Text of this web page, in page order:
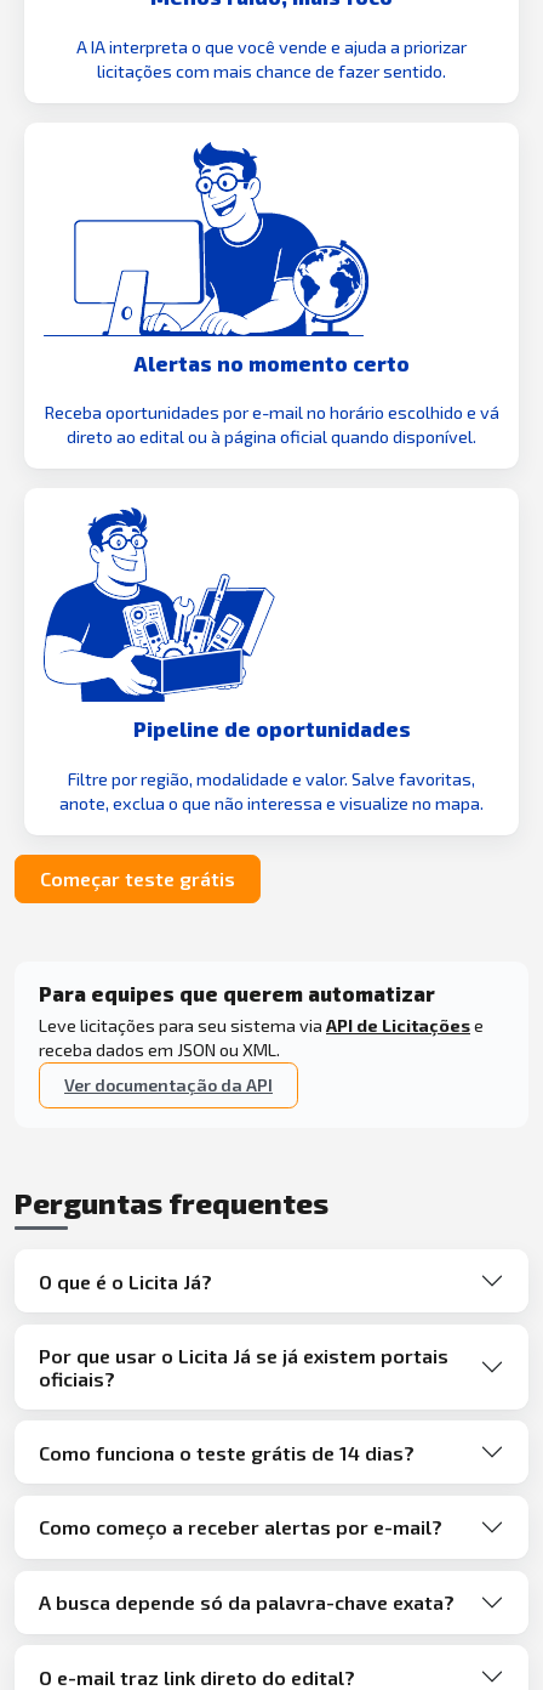
A IA interpreta o que você vende e ajuda a priorizar
licitações com mais chance de fazer sentido.
Alertas no momento certo
Receba oportunidades por e-mail no horário escolhido e vá
direto ao edital ou à página oficial quando disponível.
Pipeline de oportunidades
Filtre por região, modalidade e valor. Salve favoritas,
anote, exclua o que não interessa e visualize no mapa.
Começar teste grátis
Para equipes que querem automatizar
Leve licitações para seu sistema via API de Licitaçõese
receba dados em JSON ou XML.
Ver documentação da API
Perguntas frequentes
O que é o Licita Já?
Por que usar o Licita Já se já existem portais
oficiais?
Como funciona o teste grátis de 14 dias?
Como começo a receber alertas por e-mail?
A busca depende só da palavra-chave exata?
O e-mail traz link direto do edital?